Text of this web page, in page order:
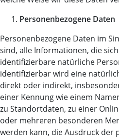
Personenbezogene Daten
Personenbezogene Daten im
sind, alle Informationen, die
identifizierbare natürliche
identifizierbar wird eine
direkt oder indirekt,
einer Kennung wie einem
zu Standortdaten, zu einer
oder mehreren besonderen
werden kann, die Ausdruck der